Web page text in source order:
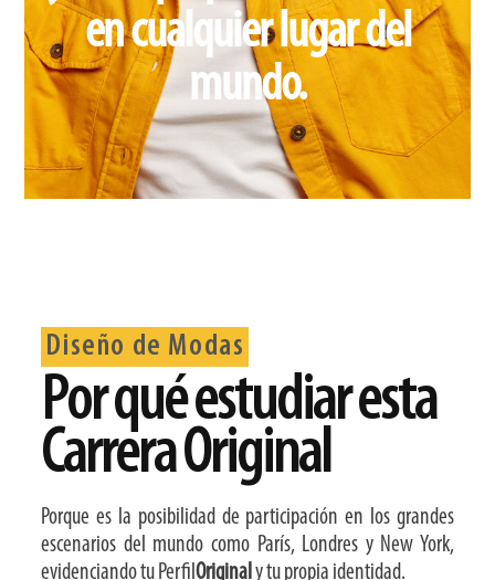
en cualquier lugar del
mundo.
Diseño de Modas
Por qué estudiar esta
Carrera Original
Porque es la posibilidad de participación en los grandes
escenarios del mundo como París, Londres y New York,
evidenciando tu PerfilOriginal y tu propia identidad.